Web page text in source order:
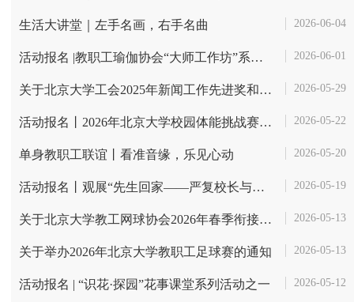
生活大讲堂｜左手名画，右手名曲 2026-06-04
​活动报名 |教职工瑜伽协会“大师工作坊”系列讲座：传统瑜伽冥想——... 2026-06-01
关于北京大学工会2025年新闻工作先进奖和好新闻奖评选结果的通知 2026-05-29
活动报名丨2026年北京大学校园体能挑战赛暨VORK Campus 体能竞速高校邀... 2026-05-22
单身教职工联谊丨看准音缘，乐见心动 2026-05-20
活动报名丨观展“先生回家——严复校长与他的北大朋友” 2026-05-19
关于北京大学教工网球协会2026年春季衔接-中级培训班通知 2026-05-13
关于举办2026年北京大学教职工足球赛的通知 2026-05-13
活动报名 | “识花·探园”花事课堂系列活动之一 2026-05-12